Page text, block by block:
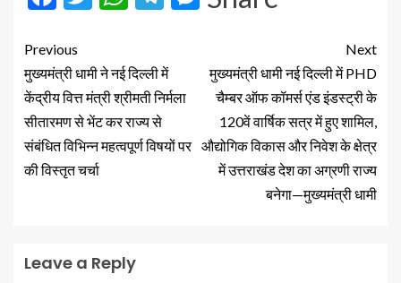
Previous
मुख्यमंत्री धामी ने नई दिल्ली में
केंद्रीय वित्त मंत्री श्रीमती निर्मला
सीतारमण से भेंट कर राज्य से
संबंधित विभिन्न महत्वपूर्ण विषयों पर
की विस्तृत चर्चा
Next
मुख्यमंत्री धामी नई दिल्ली में PHD
चैम्बर ऑफ कॉमर्स एंड इंडस्ट्री के
120वें वार्षिक सत्र में हुए शामिल,
औद्योगिक विकास और निवेश के क्षेत्र
में उत्तराखंड देश का अग्रणी राज्य
बनेगा—मुख्यमंत्री धामी
Leave a Reply